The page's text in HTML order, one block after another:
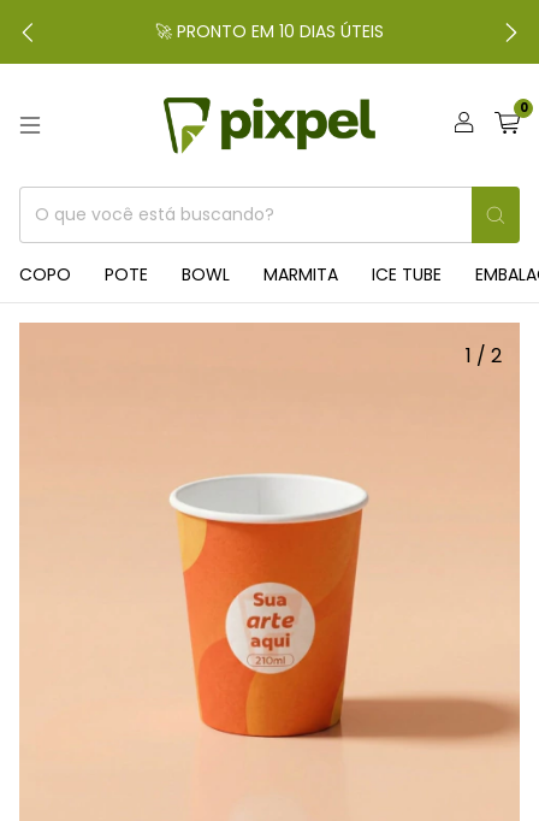
🚀 PRONTO EM 10 DIAS ÚTEIS
0
COPO POTE BOWL MARMITA ICE TUBE
1 / 2